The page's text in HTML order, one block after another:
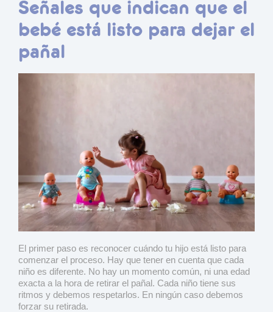
Señales que indican que el
bebé está listo para dejar el
pañal
El primer paso es reconocer cuándo tu hijo está listo para
comenzar el proceso. Hay que tener en cuenta que cada
niño es diferente. No hay un momento común, ni una edad
exacta a la hora de retirar el pañal. Cada niño tiene sus
ritmos y debemos respetarlos. En ningún caso debemos
forzar su retirada.